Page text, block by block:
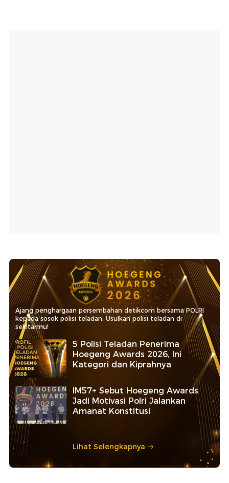
Ajang penghargaan persembahan detikcom bersama POLRI
kepada sosok polisi teladan. Usulkan polisi teladan di
sekitarmu!
5 Polisi Teladan Penerima
Hoegeng Awards 2026, Ini
Kategori dan Kiprahnya
IM57+ Sebut Hoegeng Awards
Jadi Motivasi Polri Jalankan
Amanat Konstitusi
Lihat Selengkapnya